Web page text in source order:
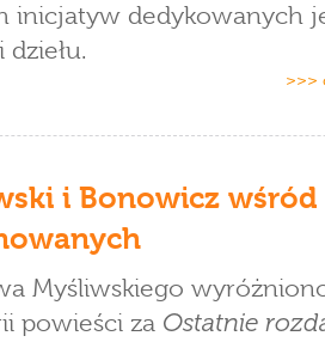
inicjatyw dedykowanych
dziełu.
>>>
i Bonowicz wśród
Myśliwskiego
powieści za Ostatnie